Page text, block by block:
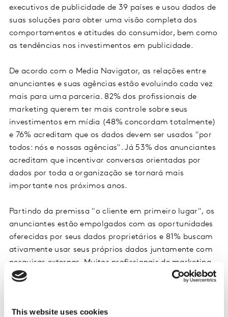
This website uses cookies
executivos de publicidade de 39 países e usou dados de
suas soluções para obter uma visão completa dos
comportamentos e atitudes do consumidor, bem como
as tendências nos investimentos em publicidade.
De acordo com o Media Navigator, as relações entre
anunciantes e suas agências estão evoluindo cada vez
mais para uma parceria. 82% dos profissionais de
marketing querem ter mais controle sobre seus
investimentos em mídia (48% concordam totalmente)
e 76% acreditam que os dados devem ser usados "por
todos: nós e nossas agências". Já 53% dos anunciantes
acreditam que incentivar conversas orientadas por
dados por toda a organização se tornará mais
importante nos próximos anos.
Partindo da premissa "o cliente em primeiro lugar", os
anunciantes estão empolgados com as oportunidades
oferecidas por seus dados proprietários e 81% buscam
ativamente usar seus próprios dados juntamente com
pesquisas externas. Muitos profissionais de marketing
acreditam que seu futuro está diretamente ligado ao
buscando uma estratégia D2C confirma isso.